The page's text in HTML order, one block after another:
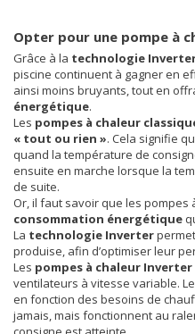
Opter pour une pompe à
Grâce à la technologie
piscine continuent à gagner en
ainsi moins bruyants, tout en
énergétique.
Les pompes à chaleur
« tout ou rien ». Cela signifie
quand la température de
ensuite en marche lorsque la
de suite.
Or, il faut savoir que les
consommation énergétique
La technologie Inverter
produise, afin d’optimiser leur
Les pompes à chaleur Inverter
ventilateurs à vitesse variable.
en fonction des besoins de
jamais, mais fonctionnent au